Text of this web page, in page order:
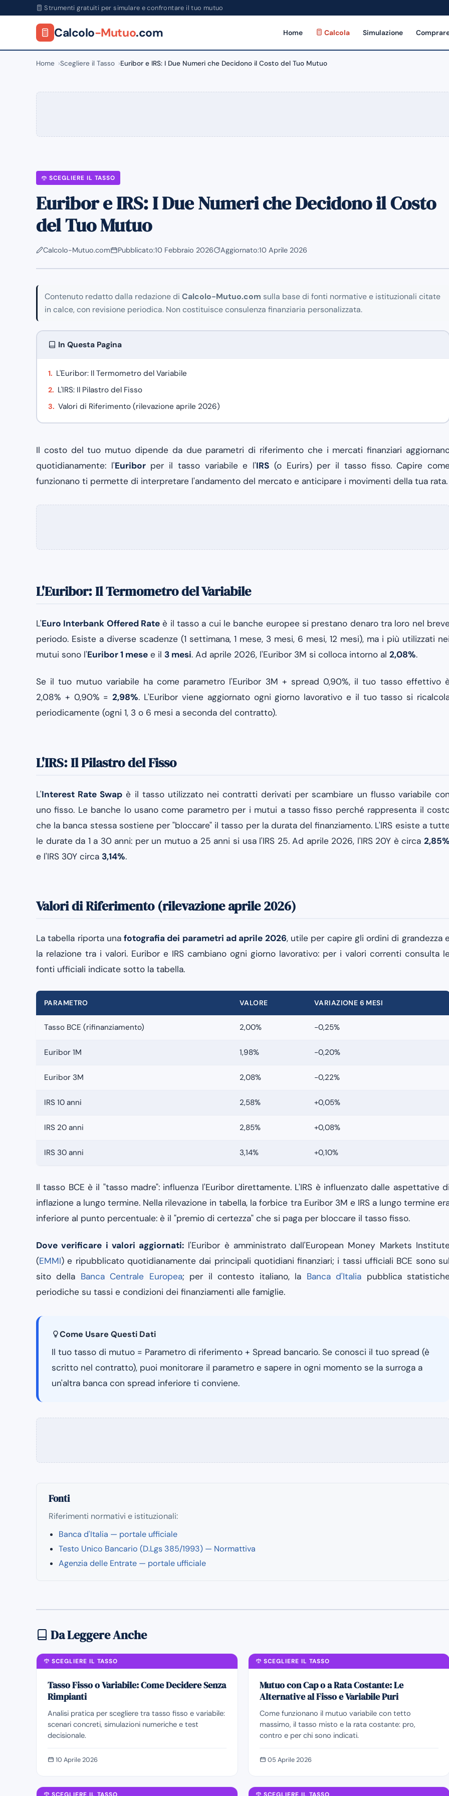
Strumenti gratuiti per simulare e confrontare il tuo mutuo
Calcolo-Mutuo.com Home Calcola Simulazione
Home Scegliere il Tasso Euribor e IRS: I Due Numeri che Decidono il Costo del Tuo Mutuo
SCEGLIERE IL TASSO
Euribor e IRS: I Due Numeri che Decidono il Costo
del Tuo Mutuo
Calcolo-Mutuo.com Pubblicato:10 Febbraio 2026 Aggiornato:10 Aprile 2026
Contenuto redatto dalla redazione di Calcolo-Mutuo.com sulla base di fonti normative e istituzionali citate
in calce, con revisione periodica. Non costituisce consulenza finanziaria personalizzata.
In Questa Pagina
L'Euribor: Il Termometro del Variabile
L'IRS: Il Pilastro del Fisso
Valori di Riferimento (rilevazione aprile 2026)
Il costo del tuo mutuo dipende da due parametri di riferimento che i mercati finanziari
quotidianamente: l'Euriborper il tasso variabile e l'IRS (o Eurirs) per il tasso fisso. Capire
funzionano ti permette di interpretare l'andamento del mercato e anticipare i movimenti della tua rata.
L'Euribor: Il Termometro del Variabile
L'Euro Interbank Offered Rate è il tasso a cui le banche europee si prestano denaro tra loro nel
periodo. Esiste a diverse scadenze (1 settimana, 1 mese, 3 mesi, 6 mesi, 12 mesi), ma i più utilizzati
mutui sono l'Euribor 1 mese e il 3 mesi. Ad aprile 2026, l'Euribor 3M si colloca intorno al 2,08%.
Se il tuo mutuo variabile ha come parametro l'Euribor 3M + spread 0,90%, il tuo tasso effettivo
2,08% + 0,90% =2,98%. L'Euribor viene aggiornato ogni giorno lavorativo e il tuo tasso si
periodicamente (ogni 1, 3 o 6 mesi a seconda del contratto).
L'IRS: Il Pilastro del Fisso
L'Interest Rate Swap è il tasso utilizzato nei contratti derivati per scambiare un flusso variabile
uno fisso. Le banche lo usano come parametro per i mutui a tasso fisso perché rappresenta il
che la banca stessa sostiene per "bloccare" il tasso per la durata del finanziamento. L'IRS esiste a
le durate da 1 a 30 anni: per un mutuo a 25 anni si usa l'IRS 25. Ad aprile 2026, l'IRS 20Y è circa
e l'IRS 30Y circa 3,14%.
Valori di Riferimento (rilevazione aprile 2026)
La tabella riporta unafotografia dei parametri ad aprile 2026, utile per capire gli ordini di grandezza
la relazione tra i valori. Euribor e IRS cambiano ogni giorno lavorativo: per i valori correnti consulta
fonti ufficiali indicate sotto la tabella.
PARAMETRO VALORE VARIAZIONE 6 MESI
Tasso BCE (rifinanziamento) 2,00% −0,25%
Euribor 1M 1,98% −0,20%
Euribor 3M 2,08% −0,22%
IRS 10 anni 2,58% +0,05%
IRS 20 anni 2,85% +0,08%
IRS 30 anni 3,14% +0,10%
Il tasso BCE è il "tasso madre": influenza l'Euribor direttamente. L'IRS è influenzato dalle aspettative
inflazione a lungo termine. Nella rilevazione in tabella, la forbice tra Euribor 3M e IRS a lungo termine
inferiore al punto percentuale: è il "premio di certezza" che si paga per bloccare il tasso fisso.
Dove verificare i valori aggiornati: l'Euribor è amministrato dall'European Money Markets
(EMMI) e ripubblicato quotidianamente dai principali quotidiani finanziari; i tassi ufficiali BCE sono
sito della Banca Centrale Europea; per il contesto italiano, la Banca d'Italia pubblica
periodiche su tassi e condizioni dei finanziamenti alle famiglie.
Come Usare Questi Dati
Il tuo tasso di mutuo = Parametro di riferimento + Spread bancario. Se conosci il tuo spread (è
scritto nel contratto), puoi monitorare il parametro e sapere in ogni momento se la surroga a
un'altra banca con spread inferiore ti conviene.
Fonti
Riferimenti normativi e istituzionali:
Banca d'Italia — portale ufficiale
Testo Unico Bancario (D.Lgs 385/1993) — Normattiva
Agenzia delle Entrate — portale ufficiale
Da Leggere Anche
SCEGLIERE IL TASSO
Tasso Fisso o Variabile: Come Decidere Senza
Rimpianti
Analisi pratica per scegliere tra tasso fisso e variabile:
scenari concreti, simulazioni numeriche e test
decisionale.
10 Aprile 2026
SCEGLIERE IL TASSO
Mutuo con Cap o a Rata Costante: Le
Alternative al Fisso e Variabile Puri
Come funzionano il mutuo variabile con tetto
massimo, il tasso misto e la rata costante: pro,
contro e per chi sono indicati.
05 Aprile 2026
SCEGLIERE IL TASSO SCEGLIERE IL TASSO